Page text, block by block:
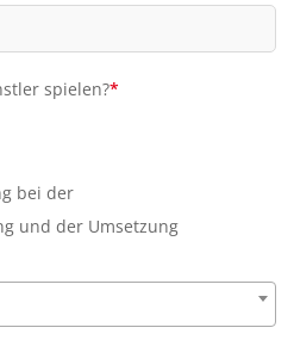
spielen?*
bei der
und der Umsetzung